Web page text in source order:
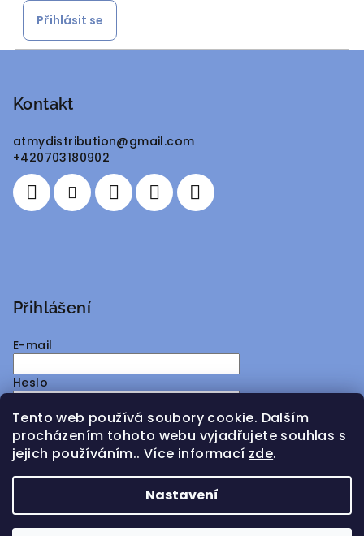
Tento web používá soubory cookie. Dalším
procházením tohoto webu vyjadřujete souhlas s
jejich používáním.. Více informací zde.
Nastavení
Přihlásit se
Kontakt
atmydistribution@gmail.com
+420703180902
Přihlášení
E-mail
Heslo
Přihlásit se
Nová registraceZapomenuté heslo